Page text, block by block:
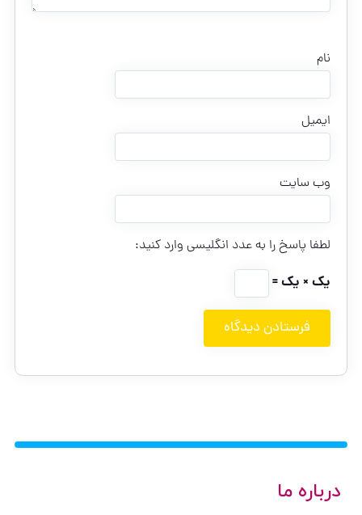
نام
ایمیل
وب‌ سایت
لطفا پاسخ را به عدد انگلیسی وارد کنید:
یک × یک =
درباره ما